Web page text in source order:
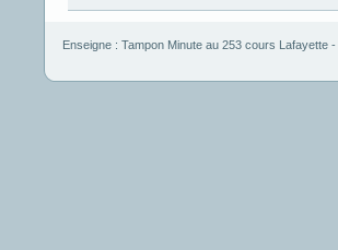
Enseigne : Tampon Minuteau 253 cours Lafayette-